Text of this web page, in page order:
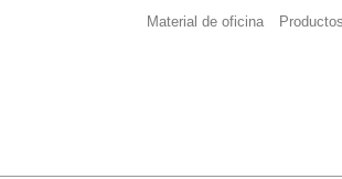
Material de oficina